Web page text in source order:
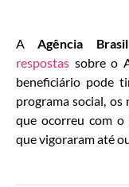
AAgência
respostas sobre o
beneficiário pode
programa social,
que ocorreu com o
que vigoraram até